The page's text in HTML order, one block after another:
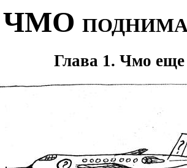
ЧМО
Глава 1. Чмо